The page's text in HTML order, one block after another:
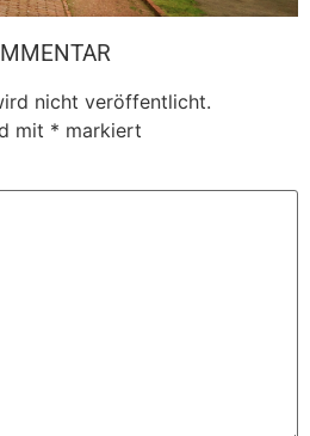
nicht veröffentlicht.
mit * markiert